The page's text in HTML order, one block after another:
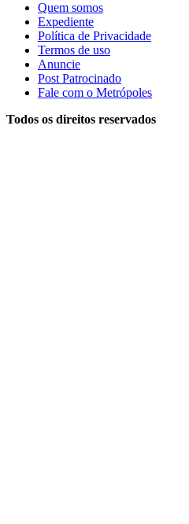
Quem somos
Expediente
Política de Privacidade
Termos de uso
Anuncie
Post Patrocinado
Fale com o Metrópoles
Todos os direitos reservados